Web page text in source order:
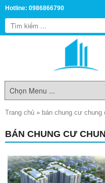
Hotline: 0986866790
Trang chủ » bán chung cư
BÁN CHUNG CƯ